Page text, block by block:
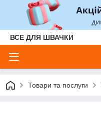
ВСЕ ДЛЯ ШВАЧКИ
Товари та послуги